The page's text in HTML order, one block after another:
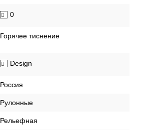
0
Горячее тиснение
Design
Россия
Рулонные
Рельефная